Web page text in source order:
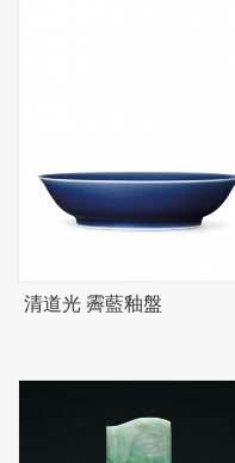
清道光 霽藍釉盤